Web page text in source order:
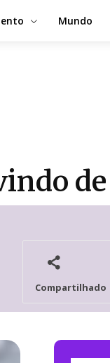
Mundo
Compartilhado